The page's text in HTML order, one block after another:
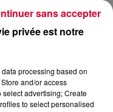
HUBERT
privée est notre
processing based on
and/or access
advertising; Create
to select personalised
sans accepter